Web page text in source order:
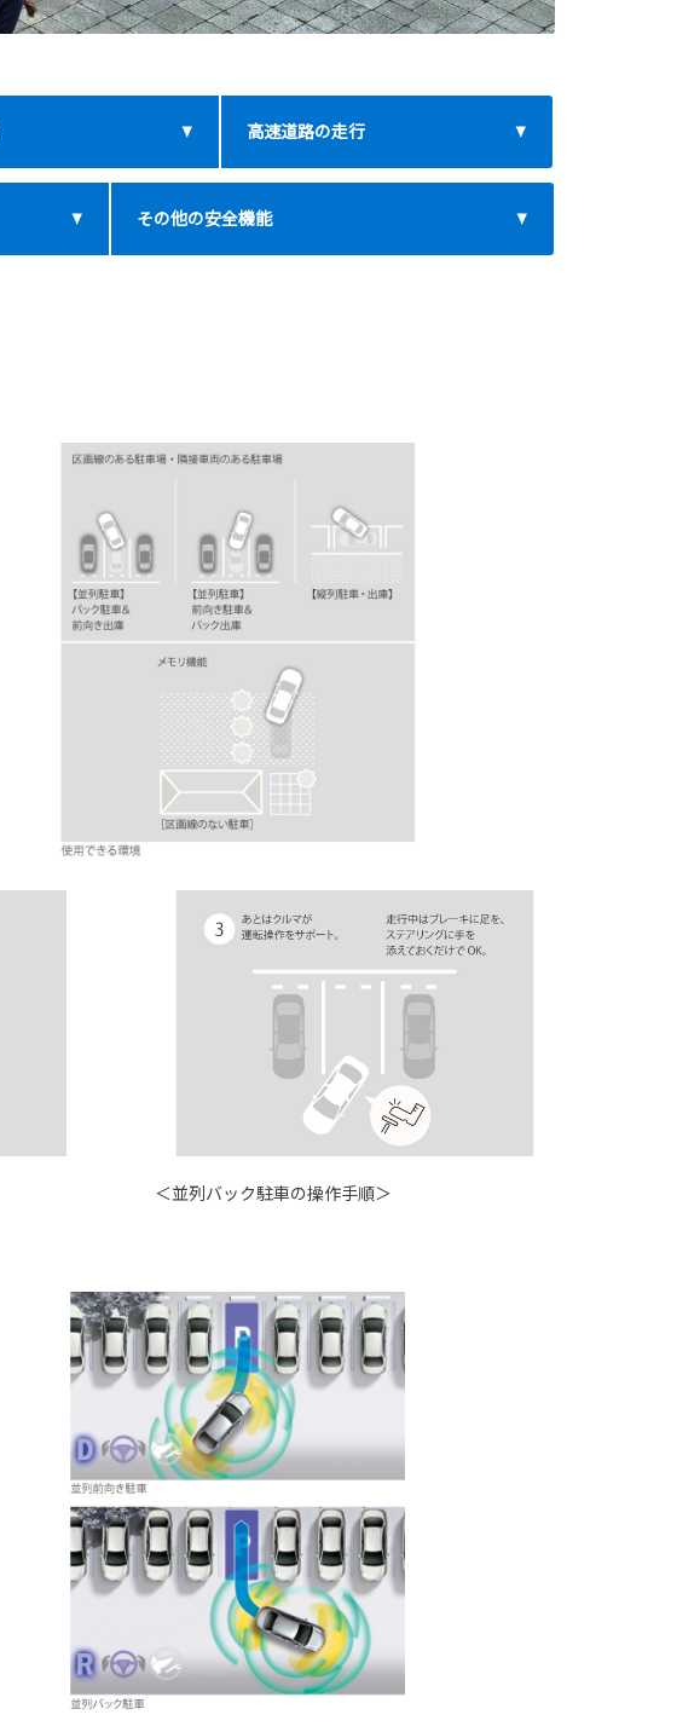
高速道路の走行
その他の安全機能
＜並列バック駐車の操作手順＞